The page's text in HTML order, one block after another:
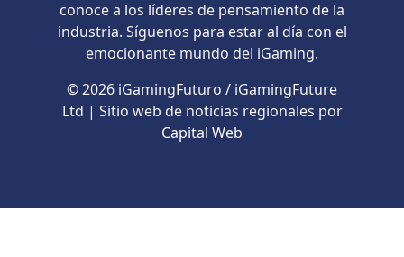
conoce a los líderes de pensamiento de la
industria. Síguenos para estar al día con el
emocionante mundo del iGaming.
© 2026 iGamingFuturo / iGamingFuture
Ltd | Sitio web de noticias regionales por
Capital Web